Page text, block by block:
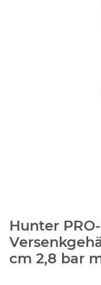
Hunter
cm 2,8 bar